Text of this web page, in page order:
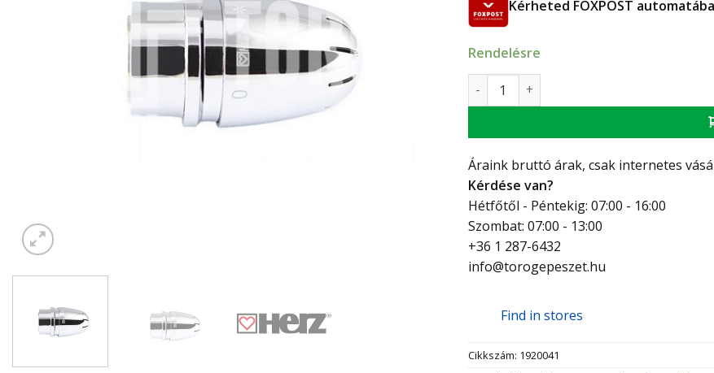
Kérheted FOXPOST
Rendelésre
Herz MINI termosztatikus fej LUXE M28
Áraink bruttó árak, csak internetes
Kérdése van?
Hétfőtől - Péntekig: 07:00 - 16:00
Szombat: 07:00 - 13:00
+36 1 287-6432
info@torogepeszet.hu
Find in stores
Cikkszám: 1920041